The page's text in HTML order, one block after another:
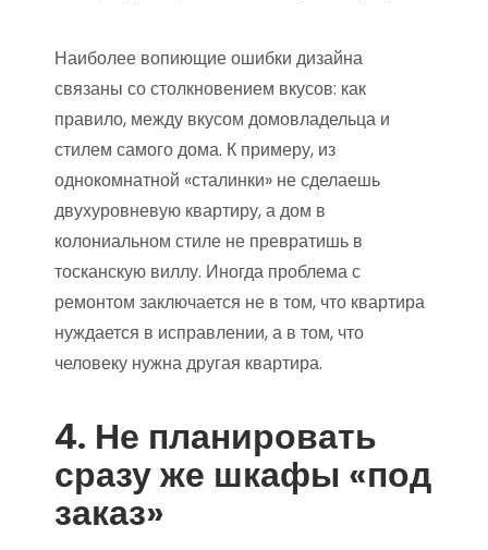
Наиболее вопиющие ошибки дизайна
связаны со столкновением вкусов: как
правило, между вкусом домовладельца и
стилем самого дома. К примеру, из
однокомнатной «сталинки» не сделаешь
двухуровневую квартиру, а дом в
колониальном стиле не превратишь в
тосканскую виллу. Иногда проблема с
ремонтом заключается не в том, что квартира
нуждается в исправлении, а в том, что
человеку нужна другая квартира.
4. Не планировать
сразу же шкафы «под
заказ»